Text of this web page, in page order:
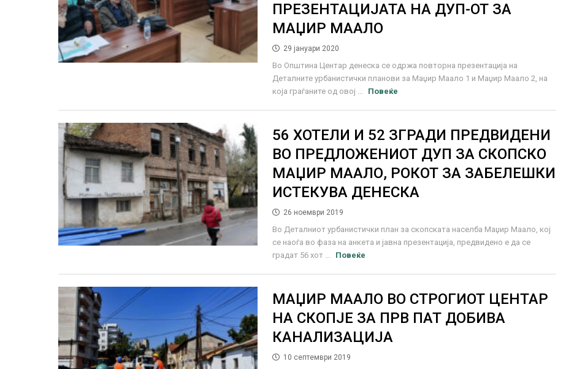
ПРЕЗЕНТАЦИЈАТА НА ДУП-ОТ ЗА
МАЏИР МААЛО
29 јануари 2020
Во Општина Центар денеска се одржа повторна презентација на
Деталните урбанистички планови за Маџир Маало 1 и Маџир Маало 2, на
која граѓаните од овој ...
Повеќе
56 ХОТЕЛИ И 52 ЗГРАДИ ПРЕДВИДЕНИ
ВО ПРЕДЛОЖЕНИОТ ДУП ЗА СКОПСКО
МАЏИР МААЛО, РОКОТ ЗА ЗАБЕЛЕШКИ
ИСТЕКУВА ДЕНЕСКА
26 ноември 2019
Во Деталниот урбанистички план за скопската населба Маџир Маало, кој
се наоѓа во фаза на анкета и јавна презентација, предвидено е да се
градат 56 хот ...
Повеќе
МАЏИР МААЛО ВО СТРОГИОТ ЦЕНТАР
НА СКОПЈЕ ЗА ПРВ ПАТ ДОБИВА
КАНАЛИЗАЦИЈА
10 септември 2019